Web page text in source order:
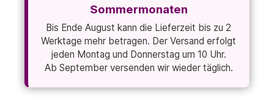
Sommermonaten
Bis Ende August kann die Lieferzeit bis zu 2
Werktage mehr betragen. Der Versand erfolgt
jeden Montag und Donnerstag um 10 Uhr.
Ab September versenden wir wieder täglich.